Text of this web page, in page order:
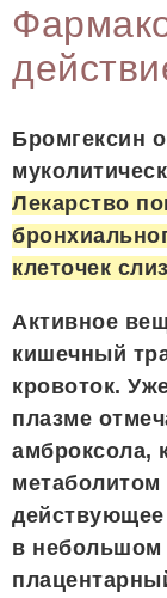
Бромгексин
Лекарство
клеточек
Активное
кишечный
кровоток.
плазме
амброксола,
метаболитом
в небольшом